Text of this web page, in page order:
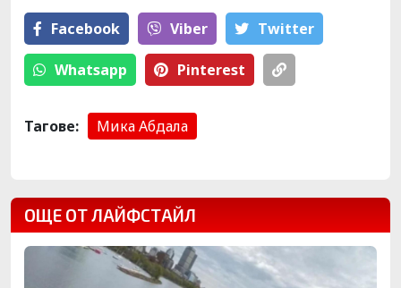
Facebook Viber Тwitter
Whatsapp Pinterest
Тагове: Мика Абдала
ОЩЕ ОТ ЛАЙФСТАЙЛ